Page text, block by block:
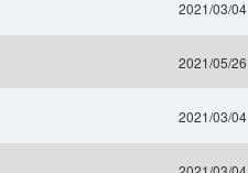
2021/03/04
2021/05/26
2021/03/04